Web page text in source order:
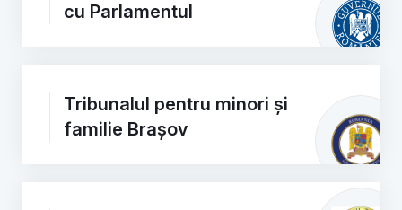
cu Parlamentul
Tribunalul pentru minori și
familie Brașov